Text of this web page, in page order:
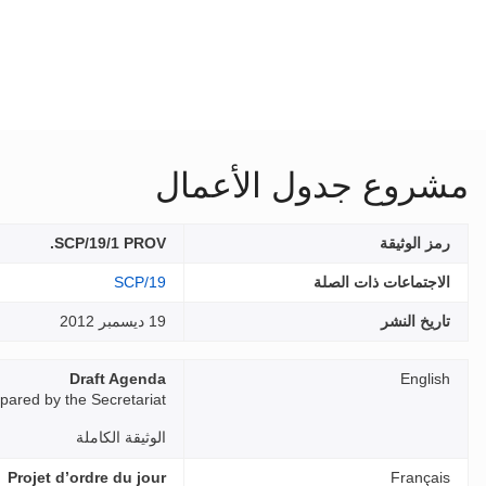
مشروع جدول الأعمال
رمز الوثيقة SCP/19/1 PROV.
الاجتماعات ذات الصلة SCP/19
تاريخ النشر 19 ديسمبر 2012
English
Draft Agenda
by the Secretariat
الوثيقة الكاملة
Français
Projet d’ordre du jour